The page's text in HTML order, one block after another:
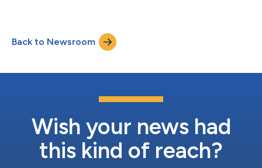
critical collaudata sul campo di STREAMWIDE con i servizi di
emergenza nazionali 911. La nuova soluzione è stata progettata
Back to Newsroom
Wish your news had
this kind of reach?